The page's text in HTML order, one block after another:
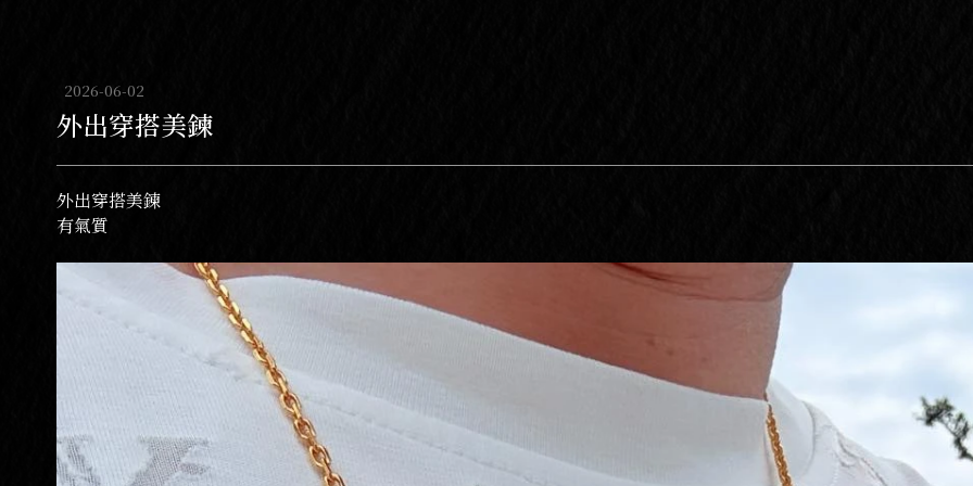
2026-06-02
外出穿搭美鍊
外出穿搭美鍊
有氣質